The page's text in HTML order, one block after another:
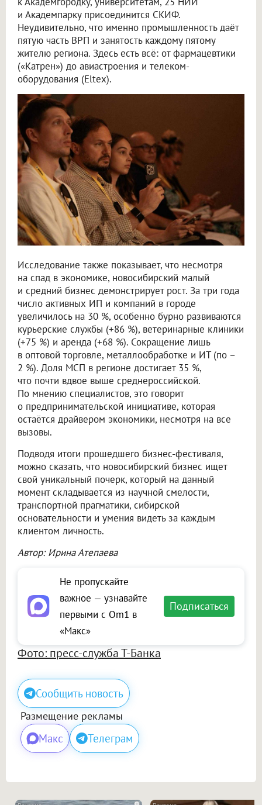
и Академпарку присоединится СКИФ.
Неудивительно, что именно промышленность даёт
пятую часть ВРП и занятость каждому пятому
жителю региона. Здесь есть всё: от фармацевтики
(«Катрен») до авиастроения и телеком-
оборудования (Eltex).
Исследование также показывает, что несмотря
на спад в экономике, новосибирский малый
и средний бизнес демонстрирует рост. За три года
число активных ИП и компаний в городе
увеличилось на 30 %, особенно бурно развиваются
курьерские службы (+86 %), ветеринарные клиники
(+75 %) и аренда (+68 %). Сокращение лишь
в оптовой торговле, металлообработке и ИТ (по –
2 %). Доля МСП в регионе достигает 35 %,
что почти вдвое выше среднероссийской.
По мнению специалистов, это говорит
о предпринимательской инициативе, которая
остаётся драйвером экономики, несмотря на все
вызовы.
Подводя итоги прошедшего бизнес-фестиваля,
можно сказать, что новосибирский бизнес ищет
свой уникальный почерк, который на данный
момент складывается из научной смелости,
транспортной прагматики, сибирской
основательности и умения видеть за каждым
клиентом личность.
Автор: Ирина Атепаева
Не пропускайте
важное — узнавайте
первыми с Om1 в
«Макс»
Подписаться
Фото: пресс-служба Т-Банка
Сообщить новость
Размещение рекламы
Макс Телеграм
i